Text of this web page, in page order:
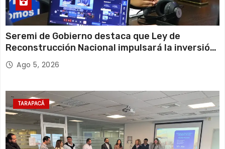
Seremi de Gobierno destaca que Ley de
Reconstrucción Nacional impulsará la inversión
y el empleo en Tarapacá
Ago 5, 2026
TARAPACÁ